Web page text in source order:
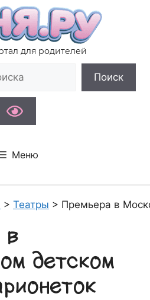
для родителей
Поиск
Меню
> Театры > Премьера в
в
детском